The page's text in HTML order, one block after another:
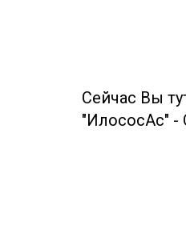
Сейчас Вы
"ИлососАс" -